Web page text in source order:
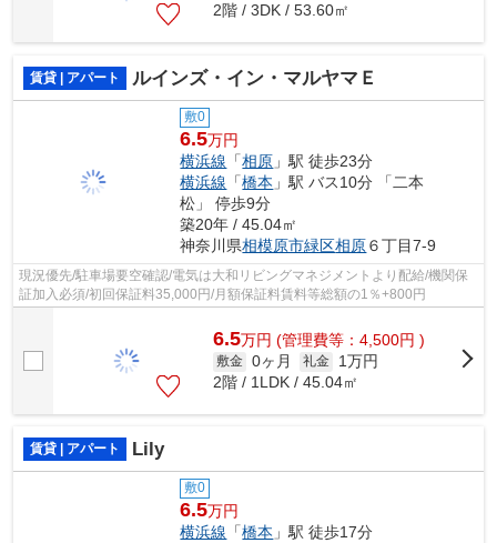
2階 / 3DK / 53.60㎡
賃貸 | アパート ルインズ・イン・マルヤマＥ
敷0
6.5万円
横浜線 「相原 」駅 徒歩23分
横浜線 「橋本 」駅 バス10分 「二本
松」 停歩9分
築20年 / 45.04㎡
神奈川県相模原市緑区相原６丁目7-9
現況優先/駐車場要空確認/電気は大和リビングマネジメントより配給/機関保
証加入必須/初回保証料35,000円/月額保証料賃料等総額の1％+800円
6.5万円 (管理費等：4,500円 )
敷金 0ヶ月 礼金
1万円
2階 / 1LDK / 45.04㎡
賃貸 | アパート Lily
敷0
6.5万円
横浜線 「橋本 」駅 徒歩17分